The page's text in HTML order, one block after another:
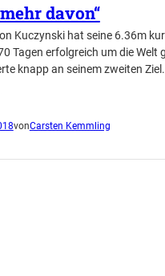
davon“
Kuczynski hat seine 6.36m
Tagen erfolgreich um die Welt
knapp an seinem zweiten Ziel.
vonCarsten Kemmling